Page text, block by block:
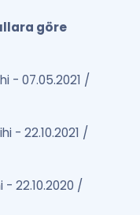
göre
- 07.05.2021 /
- 22.10.2021 /
- 22.10.2020 /